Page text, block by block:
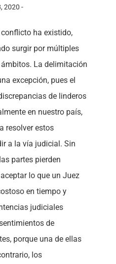
2020 -
ha existido,
surgir por múltiples
La delimitación
excepción, pues el
de linderos
en nuestro país,
resolver estos
a la vía judicial. Sin
partes pierden
lo que un Juez
en tiempo y
judiciales
de
porque una de ellas
los